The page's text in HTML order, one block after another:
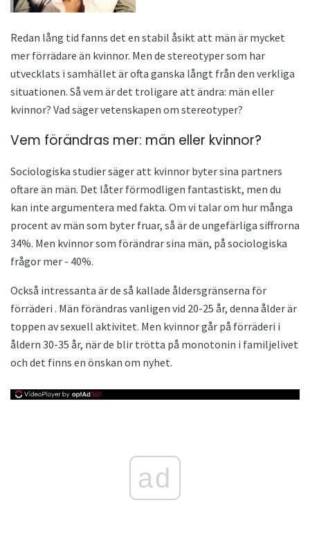
Redan lång tid fanns det en stabil åsikt att män är mycket
mer förrädare än kvinnor. Men de stereotyper som har
utvecklats i samhället är ofta ganska långt från den verkliga
situationen. Så vem är det troligare att ändra: män eller
kvinnor? Vad säger vetenskapen om stereotyper?
Vem förändras mer: män eller kvinnor?
Sociologiska studier säger att kvinnor byter sina partners
oftare än män. Det låter förmodligen fantastiskt, men du
kan inte argumentera med fakta. Om vi ​​talar om hur många
procent av män som byter fruar, så är de ungefärliga siffrorna
34%. Men kvinnor som förändrar sina män, på sociologiska
frågor mer - 40%.
Också intressanta är de så kallade åldersgränserna för
förräderi . Män förändras vanligen vid 20-25 år, denna ålder är
toppen av sexuell aktivitet. Men kvinnor går på förräderi i
åldern 30-35 år, när de blir trötta på monotonin i familjelivet
och det finns en önskan om nyhet.
ad